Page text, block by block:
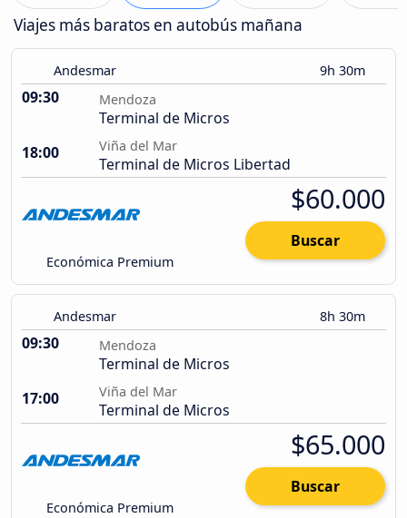
Viajes más baratos en autobús mañana
Andesmar 9h 30m
09:30 Mendoza
Terminal de Micros
18:00
Viña del Mar
Terminal de Micros Libertad
Económica Premium
$60.000
Buscar
Andesmar 8h 30m
09:30 Mendoza
Terminal de Micros
17:00
Viña del Mar
Terminal de Micros
Económica Premium
$65.000
Buscar